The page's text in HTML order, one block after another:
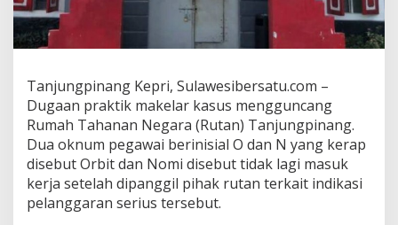
n
a
n
g
D
i
d
u
g
Tanjungpinang Kepri, Sulawesibersatu.com –
Dugaan praktik makelar kasus mengguncang
Rumah Tahanan Negara (Rutan) Tanjungpinang.
Dua oknum pegawai berinisial O dan N yang kerap
disebut Orbit dan Nomi disebut tidak lagi masuk
kerja setelah dipanggil pihak rutan terkait indikasi
pelanggaran serius tersebut.